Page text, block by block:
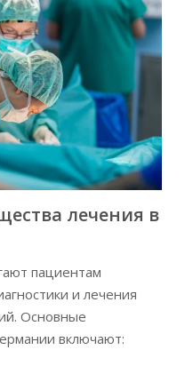
лечения в
пациентам
и лечения
Основные
включают: